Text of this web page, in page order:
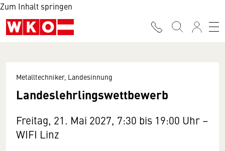
Zum Inhalt springen
Metalltechniker, Landesinnung
Landeslehrlingswettbewerb
Freitag, 21. Mai 2027, 7:30 bis 19:00 Uhr –
WIFI Linz